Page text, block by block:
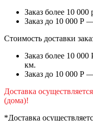
Заказ более 10
Заказ до 10 000 Р
Стоимость доставки
Заказ более 10
км.
Заказ до 10 000 Р
Доставка
(дома)!
*Доставка